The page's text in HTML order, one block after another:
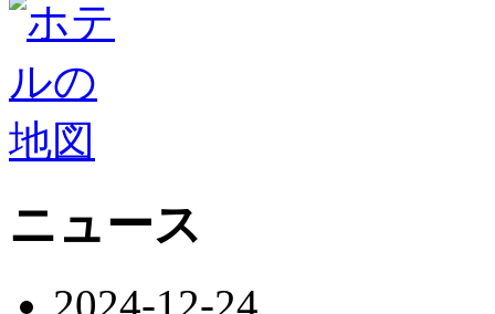
ニュース
2024-12-24